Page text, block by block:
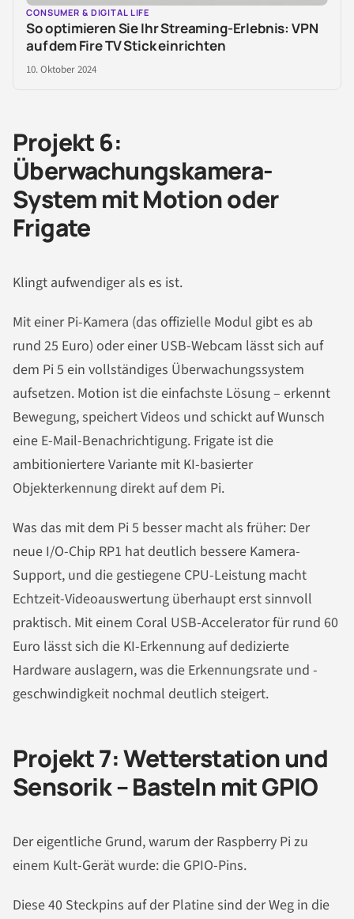
CONSUMER & DIGITAL LIFE
So optimieren Sie Ihr Streaming-Erlebnis: VPN
auf dem Fire TV Stick einrichten
10. Oktober 2024
Projekt 6:
Überwachungskamera-
System mit Motion oder
Frigate
Klingt aufwendiger als es ist.
Mit einer Pi-Kamera (das offizielle Modul gibt es ab
rund 25 Euro) oder einer USB-Webcam lässt sich auf
dem Pi 5 ein vollständiges Überwachungssystem
aufsetzen. Motion ist die einfachste Lösung – erkennt
Bewegung, speichert Videos und schickt auf Wunsch
eine E-Mail-Benachrichtigung. Frigate ist die
ambitioniertere Variante mit KI-basierter
Objekterkennung direkt auf dem Pi.
Was das mit dem Pi 5 besser macht als früher: Der
neue I/O-Chip RP1 hat deutlich bessere Kamera-
Support, und die gestiegene CPU-Leistung macht
Echtzeit-Videoauswertung überhaupt erst sinnvoll
praktisch. Mit einem Coral USB-Accelerator für rund 60
Euro lässt sich die KI-Erkennung auf dedizierte
Hardware auslagern, was die Erkennungsrate und -
geschwindigkeit nochmal deutlich steigert.
Projekt 7: Wetterstation und
Sensorik – Basteln mit GPIO
Der eigentliche Grund, warum der Raspberry Pi zu
einem Kult-Gerät wurde: die GPIO-Pins.
Diese 40 Steckpins auf der Platine sind der Weg in die